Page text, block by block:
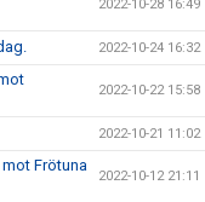
2022-10-28 16:49
2022-10-24 16:32
2022-10-22 15:58
2022-10-21 11:02
Frötuna
2022-10-12 21:11